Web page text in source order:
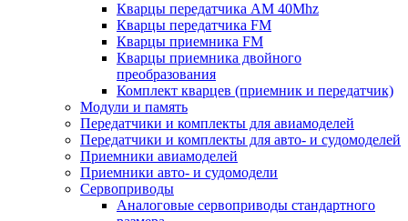
Кварцы передатчика AM 40Mhz
Кварцы передатчика FM
Кварцы приемника FM
Кварцы приемника двойного
преобразования
Комплект кварцев (приемник и передатчик)
Модули и память
Передатчики и комплекты для авиамоделей
Передатчики и комплекты для авто- и судомоделей
Приемники авиамоделей
Приемники авто- и судомодели
Сервоприводы
Аналоговые сервоприводы стандартного